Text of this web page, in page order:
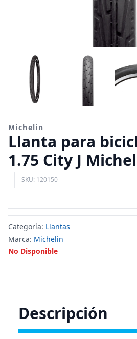
Michelin
Llanta para
1.75 City J
SKU: 120150
Categoría: Llantas
Marca: Michelin
No Disponible
Descripción